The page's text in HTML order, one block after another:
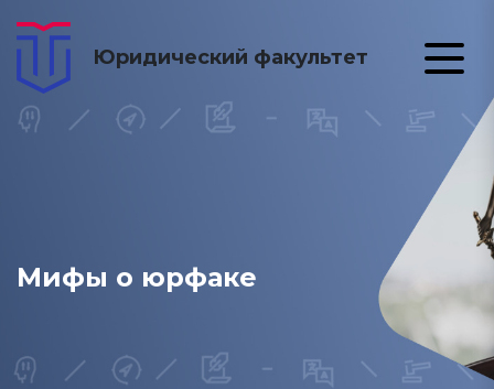
Юридический факультет
Мифы о юрфаке